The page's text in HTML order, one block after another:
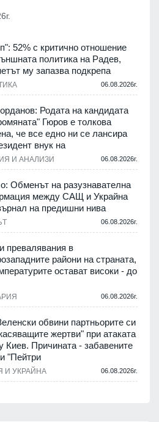
52% с критично отношение
политика на Радев,
му запазва подкрепа
06.08.2026г.
Родата на кандидата
Гюров е толкова
че все едно ни се лансира
внук на
И АНАЛИЗИ 06.08.2026г.
Обменът на разузнавателна
между САЩ и Украйна
на предишни нива
06.08.2026г.
превалявания в
райони на страната,
остават високи - до
06.08.2026г.
обвини партньорите си
жертви" при атаката
Киев. Причината - забавените
"Пейтри
И УКРАЙНА 06.08.2026г.